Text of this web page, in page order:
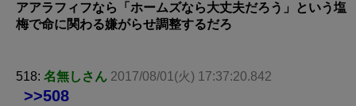
アアラフィフなら「ホームズなら大丈夫だろう」という塩
梅で命に関わる嫌がらせ調整するだろ
518: 名無しさん 2017/08/01(火) 17:37:20.842
>>508